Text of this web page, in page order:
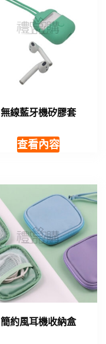
無線藍牙機矽膠套
查看內容
簡約風耳機收納盒